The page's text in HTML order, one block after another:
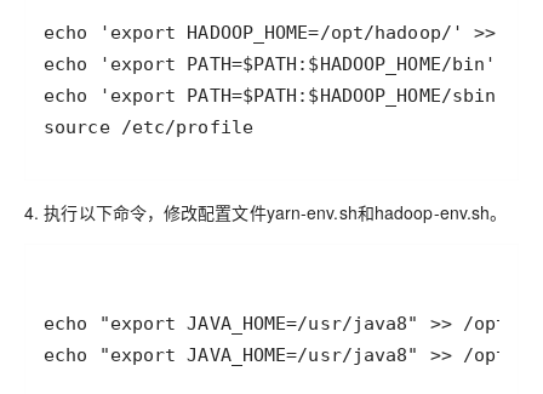
4. 执行以下命令，修改配置文件yarn-env.sh和hadoop-env.sh。